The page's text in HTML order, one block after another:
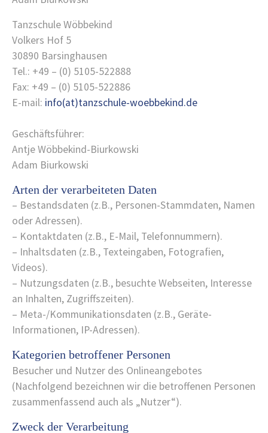
Tanzschule Wöbbekind
Volkers Hof 5
30890 Barsinghausen
Tel.: +49 – (0) 5105-522888
Fax: +49 – (0) 5105-522886
E-mail: info(at)tanzschule-woebbekind.de
Geschäftsführer:
Antje Wöbbekind-Biurkowski
Adam Biurkowski
Arten der verarbeiteten Daten
– Bestandsdaten (z.B., Personen-Stammdaten, Namen
oder Adressen).
– Kontaktdaten (z.B., E-Mail, Telefonnummern).
– Inhaltsdaten (z.B., Texteingaben, Fotografien,
Videos).
– Nutzungsdaten (z.B., besuchte Webseiten, Interesse
an Inhalten, Zugriffszeiten).
– Meta-/Kommunikationsdaten (z.B., Geräte-
Informationen, IP-Adressen).
Kategorien betroffener Personen
Besucher und Nutzer des Onlineangebotes
(Nachfolgend bezeichnen wir die betroffenen Personen
zusammenfassend auch als „Nutzer“).
Zweck der Verarbeitung